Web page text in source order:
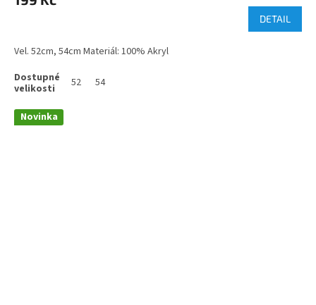
DETAIL
Vel. 52cm, 54cm Materiál: 100% Akryl
52 54
Novinka